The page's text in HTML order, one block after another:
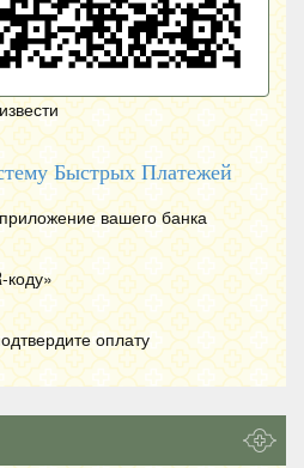
Быстрых Платежей
вашего банка
-коду»
оплату